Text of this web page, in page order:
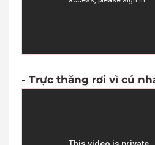
- Trực thăng rơi vì cú